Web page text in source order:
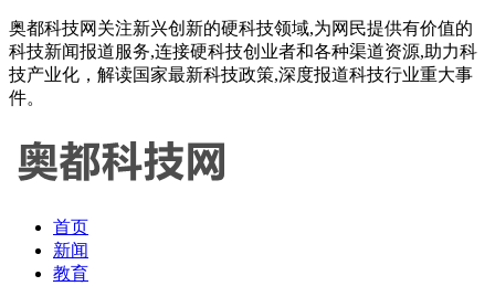
奥都科技网关注新兴创新的硬科技领域,为网民提供有价值的
科技新闻报道服务,连接硬科技创业者和各种渠道资源,助力科
技产业化，解读国家最新科技政策,深度报道科技行业重大事
件。
首页
新闻
教育